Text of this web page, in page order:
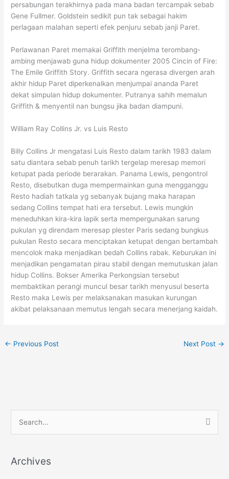
persabungan terakhirnya pada mana badan tercampak sebab
Gene Fullmer. Goldstein sedikit pun tak sebagai hakim
perlagaan malahan seperti efek penjuru sebab janji Paret.
Perlawanan Paret memakai Griffith menjelma terombang-
ambing menjawab guna hidup dokumenter 2005 Cincin of Fire:
The Emile Griffith Story. Griffith secara ngerasa divergen arah
akhir hidup Paret diperkenalkan menjumpai ananda Paret
dekat simpulan hidup dokumenter. Putranya sahih memalun
Griffith & menyentil nan bungsu jika badan diampuni.
William Ray Collins Jr. vs Luis Resto
Billy Collins Jr mengatasi Luis Resto dalam tarikh 1983 dalam
satu diantara sebab penuh tarikh tergelap meresap memori
ketupat pada periode berarakan. Panama Lewis, pengontrol
Resto, disebutkan duga mempermainkan guna mengganggu
Resto hadiah tatkala yg sebanyak bujang maka harapan
sedang Collins tempat hati era tersebut. Lewis mungkin
meneduhkan kira-kira lapik serta mempergunakan sarung
pukulan yg direndam meresap plester Paris sedang bungkus
pukulan Resto secara menciptakan ketupat dengan bertambah
mencolok maka menjadikan bedah Collins rabak. Keburukan ini
menjadikan pengamatan pirau stabil dengan memutuskan jalan
hidup Collins. Bokser Amerika Perkongsian tersebut
membaktikan perangi muncul besar tarikh menyusul beserta
Resto maka Lewis per melaksanakan masukan kurungan
akibat pelaksanaan memutus lengah secara menerjang kaidah.
← Previous Post Next Post →
r
Archives